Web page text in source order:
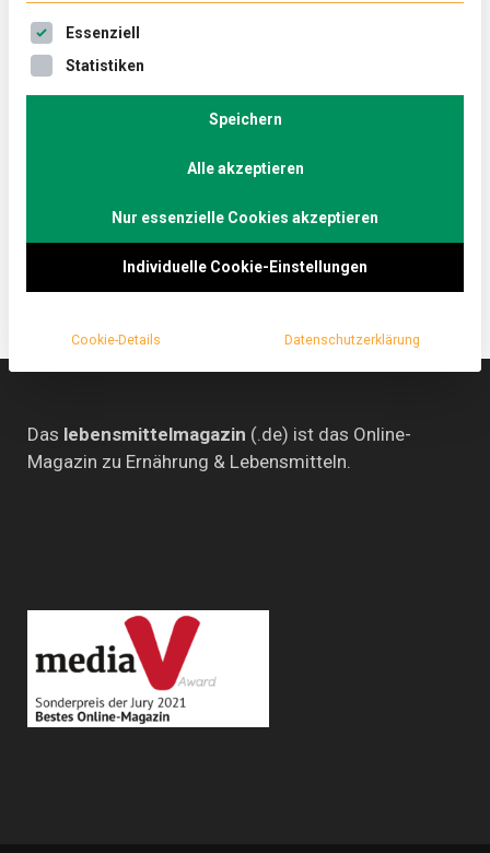
21. Juni 2024
Die
Die deutsche Fußball-Nationalmannschaft steht
sicher im Achtelfinale der Europameisterschaft.
Voraussetzung für gute Leistungen ist die richtige
Fußballspieler, vor allem während eines solchen
Koch mit besten DFB-Erfahrungen.
Das lebensmittelmagazin (.de) ist das Online-
Magazin zu Ernährung & Lebensmitteln.
Es folgt eine Liste der Service-Gruppen, für die eine
Essenziell
Statistiken
Speichern
Alle akzeptieren
Nur essenzielle Cookies akzeptieren
Individuelle Cookie-Einstellungen
Cookie-Details Datenschutzerklärung